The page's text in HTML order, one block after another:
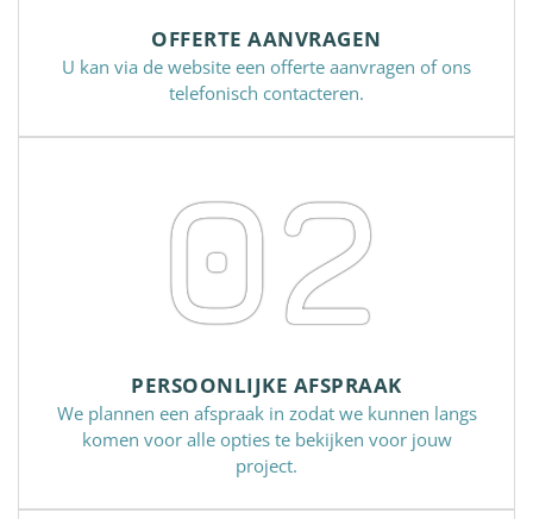
OFFERTE AANVRAGEN
U kan via de website een offerte aanvragen of ons
telefonisch contacteren.
02
PERSOONLIJKE AFSPRAAK
We plannen een afspraak in zodat we kunnen langs
komen voor alle opties te bekijken voor jouw
project.